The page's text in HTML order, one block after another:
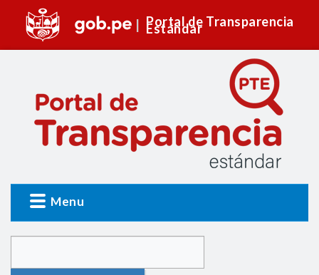
Portal de Transparencia
Estándar
Menu